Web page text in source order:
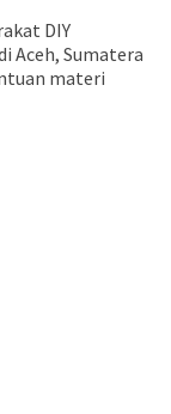
DIY
Aceh, Sumatera
materi